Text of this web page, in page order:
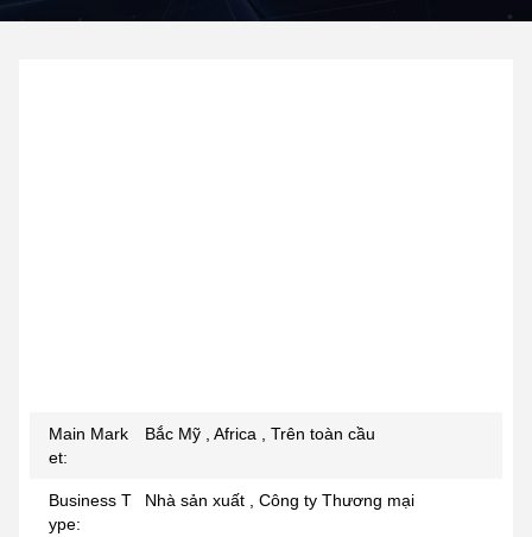
Main Mark
et:
Bắc Mỹ , Africa , Trên toàn cầu
Business T
ype:
Nhà sản xuất , Công ty Thương mại